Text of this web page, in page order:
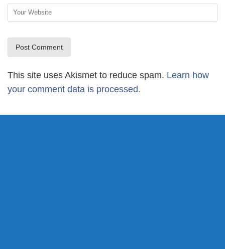
This site uses Akismet to reduce spam. Learn how
your comment data is processed.